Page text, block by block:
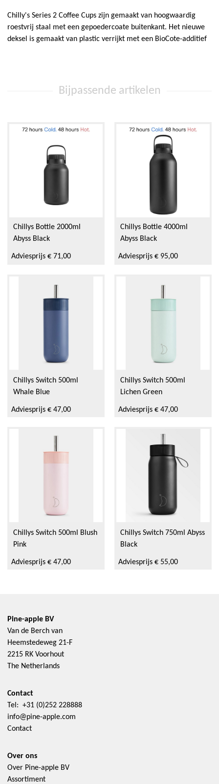
Chilly's Series 2 Coffee Cups zijn gemaakt van hoogwaardig
roestvrij staal met een gepoedercoate buitenkant. Het nieuwe
deksel is gemaakt van plastic verrijkt met een BioCote-additief
Bijpassende artikelen
Chillys Bottle 2000ml
Abyss Black
Adviesprijs € 71,00
Chillys Bottle 4000ml
Abyss Black
Adviesprijs € 95,00
Chillys Switch 500ml
Whale Blue
Adviesprijs € 47,00
Chillys Switch 500ml
Lichen Green
Adviesprijs € 47,00
Chillys Switch 500ml Blush
Pink
Adviesprijs € 47,00
Chillys Switch 750ml Abyss
Black
Adviesprijs € 55,00
Pine-apple BV
Van de Berch van
Heemstedeweg 21-F
2215 RK Voorhout
The Netherlands
Contact
Tel: +31 (0)252 228888
info@pine-apple.com
Contact
Over ons
Over Pine-apple BV
Assortiment